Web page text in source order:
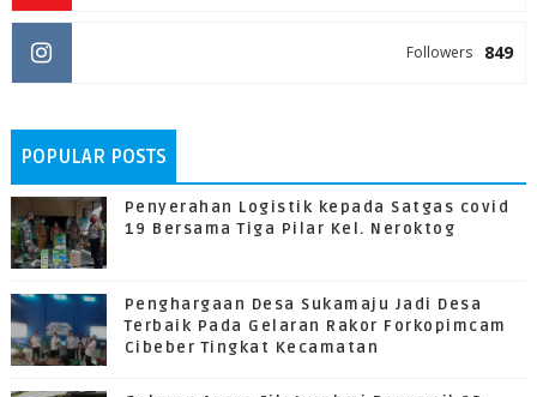
849
Followers
POPULAR POSTS
Penyerahan Logistik kepada Satgas covid
19 Bersama Tiga Pilar Kel. Neroktog
Penghargaan Desa Sukamaju Jadi Desa
Terbaik Pada Gelaran Rakor Forkopimcam
Cibeber Tingkat Kecamatan